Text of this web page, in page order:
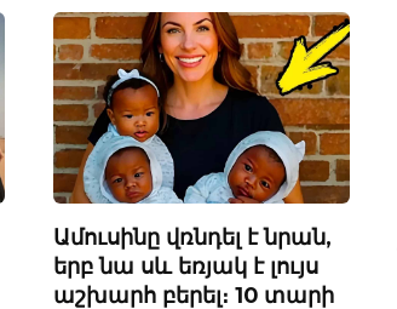
Ամուսինը վռնդել է նրան,
երբ նա սև եռյակ է լույս
աշխարհ բերել։ 10 տարի